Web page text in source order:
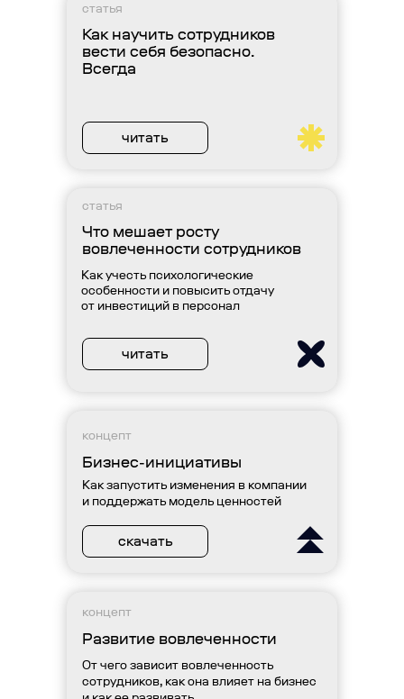
статья
читать
Как научить сотрудников
вести себя безопасно.
Всегда
Развитие вовлеченности
концепт
От чего зависит вовлеченность
сотрудников, как она влияет на бизнес
Бизнес-инициативы
концепт
скачать
Как запустить изменения в компании
и поддержать модель ценностей
статья
Что мешает росту
вовлеченности сотрудников
Как учесть психологические
особенности и повысить отдачу
от инвестиций в персонал
читать